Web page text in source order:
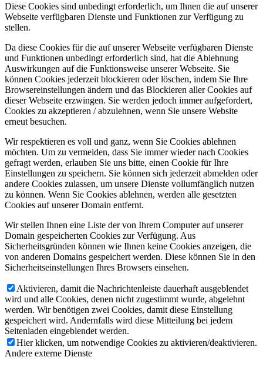
Diese Cookies sind unbedingt erforderlich, um Ihnen die auf unserer
Webseite verfügbaren Dienste und Funktionen zur Verfügung zu
stellen.
Da diese Cookies für die auf unserer Webseite verfügbaren Dienste
und Funktionen unbedingt erforderlich sind, hat die Ablehnung
Auswirkungen auf die Funktionsweise unserer Webseite. Sie
können Cookies jederzeit blockieren oder löschen, indem Sie Ihre
Browsereinstellungen ändern und das Blockieren aller Cookies auf
dieser Webseite erzwingen. Sie werden jedoch immer aufgefordert,
Cookies zu akzeptieren / abzulehnen, wenn Sie unsere Website
erneut besuchen.
Wir respektieren es voll und ganz, wenn Sie Cookies ablehnen
möchten. Um zu vermeiden, dass Sie immer wieder nach Cookies
gefragt werden, erlauben Sie uns bitte, einen Cookie für Ihre
Einstellungen zu speichern. Sie können sich jederzeit abmelden oder
andere Cookies zulassen, um unsere Dienste vollumfänglich nutzen
zu können. Wenn Sie Cookies ablehnen, werden alle gesetzten
Cookies auf unserer Domain entfernt.
Wir stellen Ihnen eine Liste der von Ihrem Computer auf unserer
Domain gespeicherten Cookies zur Verfügung. Aus
Sicherheitsgründen können wie Ihnen keine Cookies anzeigen, die
von anderen Domains gespeichert werden. Diese können Sie in den
Sicherheitseinstellungen Ihres Browsers einsehen.
Aktivieren, damit die Nachrichtenleiste dauerhaft ausgeblendet
wird und alle Cookies, denen nicht zugestimmt wurde, abgelehnt
werden. Wir benötigen zwei Cookies, damit diese Einstellung
gespeichert wird. Andernfalls wird diese Mitteilung bei jedem
Seitenladen eingeblendet werden.
Hier klicken, um notwendige Cookies zu aktivieren/deaktivieren.
Andere externe Dienste